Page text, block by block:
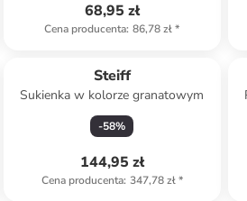
68,95 zł
Cena producenta: 86,78 zł*
Steiff
Sukienka w kolorze granatowym
-58%
144,95 zł
Cena producenta: 347,78 zł*